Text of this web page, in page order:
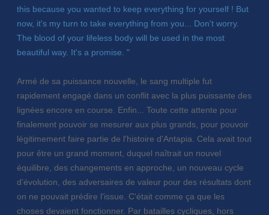
this because you wanted to keep everything for yourself ! But
now, it's my turn to take everything from you... Don't worry.
The blood of your lifeless body will be used in the most
beautiful way. It's a promise. "
Armé de sa puissance nouvelle, le sang multiple fut
rapidement engagé dans un conflit avec la plus puissante des
lignées encore en course. Enfin... Toute cette attente pour
finalement pouvoir se mesurer aux plus grands, pour pouvoir
légitimement faire partie de l'histoire d'Antapia. Cela avait tout
pour être un grand moment, duquel naîtrait un nouvel
équilibre, des changements en approche, un nouveau cycle
d'évolution, des adversaires de valeur pour des résultats dont
on ne pouvait prédire l'issue. C'était comme ça que les
choses devaient fonctionner. Par batailles cycliques, hors